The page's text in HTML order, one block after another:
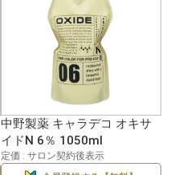
中野製薬 キャラデコ オキサ
イドN 6％ 1050ml
定価 : サロン契約後表示